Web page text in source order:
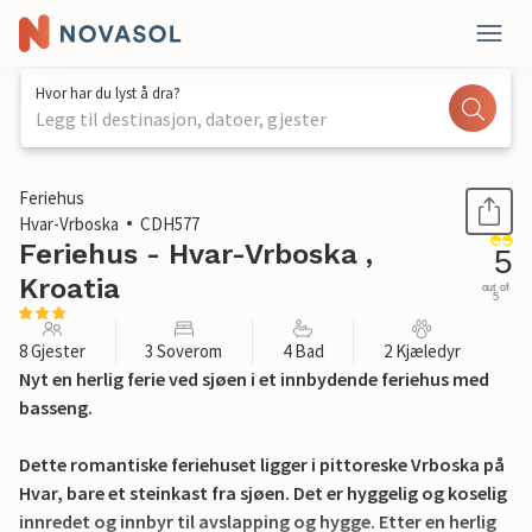
Hvor har du lyst å dra?
Legg til destinasjon, datoer, gjester
1 / 52
Feriehus
Hvar-Vrboska
CDH577
Feriehus - Hvar-Vrboska ,
Kroatia
5
out of
5
8 Gjester 3 Soverom 4 Bad 2 Kjæledyr
Nyt en herlig ferie ved sjøen i et innbydende feriehus med
basseng.
Dette romantiske feriehuset ligger i pittoreske Vrboska på
Hvar, bare et steinkast fra sjøen. Det er hyggelig og koselig
innredet og innbyr til avslapping og hygge. Etter en herlig